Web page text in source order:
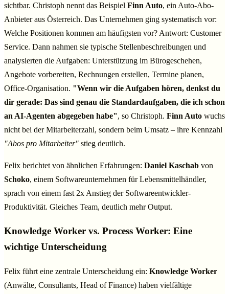
sichtbar. Christoph nennt das Beispiel Finn Auto, ein Auto-Abo-
Anbieter aus Österreich. Das Unternehmen ging systematisch vor:
Welche Positionen kommen am häufigsten vor? Antwort: Customer
Service. Dann nahmen sie typische Stellenbeschreibungen und
analysierten die Aufgaben: Unterstützung im Bürogeschehen,
Angebote vorbereiten, Rechnungen erstellen, Termine planen,
Office-Organisation. "Wenn wir die Aufgaben hören, denkst du
dir gerade: Das sind genau die Standardaufgaben, die ich schon
an AI-Agenten abgegeben habe", so Christoph. Finn Auto wuchs
nicht bei der Mitarbeiterzahl, sondern beim Umsatz – ihre Kennzahl
"Abos pro Mitarbeiter" stieg deutlich.
Felix berichtet von ähnlichen Erfahrungen: Daniel Kaschab von
Schoko, einem Softwareunternehmen für Lebensmittelhändler,
sprach von einem fast 2x Anstieg der Softwareentwickler-
Produktivität. Gleiches Team, deutlich mehr Output.
Knowledge Worker vs. Process Worker: Eine
wichtige Unterscheidung
Felix führt eine zentrale Unterscheidung ein: Knowledge Worker
(Anwälte, Consultants, Head of Finance) haben vielfältige